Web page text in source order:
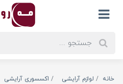
خانه لوازم آرایشی اکسسوری آرایشی